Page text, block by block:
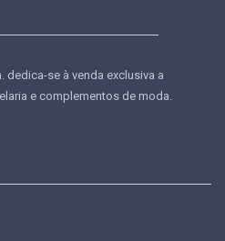
dedica-se à venda exclusiva a
e complementos de moda.